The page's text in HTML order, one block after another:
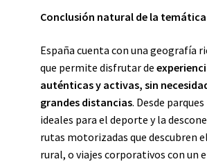
Conclusión natural de la temática
España cuenta con una geografía
que permite disfrutar de
auténticas y activas, sin
grandes distancias. Desde
ideales para el deporte y la
rutas motorizadas que descubren
rural, o viajes corporativos con un